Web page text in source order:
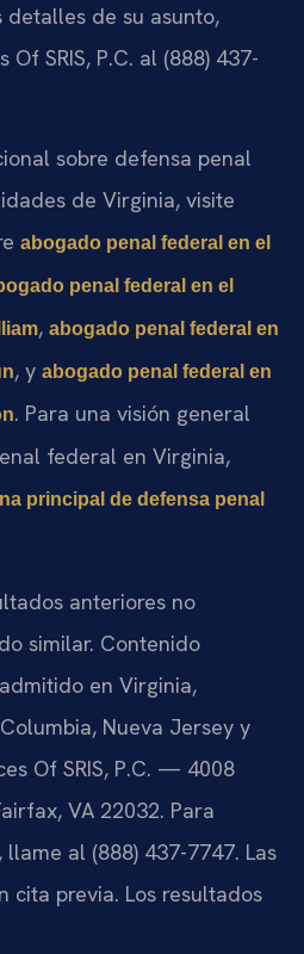
detalles de su asunto,
SRIS, P.C. al (888) 437-
sobre defensa penal
de Virginia, visite
abogado penal federal en el
penal federal en el
, abogado penal federal en
, y abogado penal federal en
. Para una visión general
federal en Virginia,
principal de defensa penal
anteriores no
similar. Contenido
en Virginia,
Nueva Jersey y
Of SRIS, P.C. — 4008
VA 22032. Para
al (888) 437-7747. Las
cita previa. Los resultados